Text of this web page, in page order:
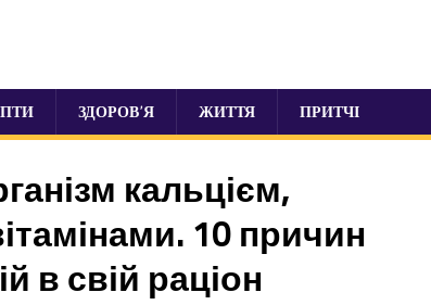
ЗДОРОВ’Я ЖИТТЯ ПРИТЧІ
кальцієм,
10 причин
в свій раціон